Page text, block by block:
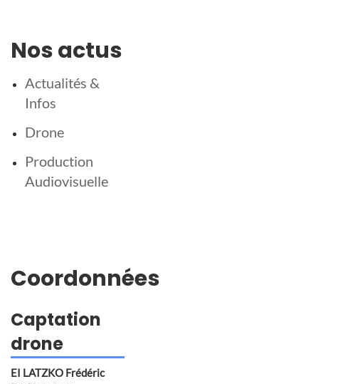
Nos actus
Actualités &
Infos
Drone
Production
Audiovisuelle
Coordonnées
Captation
drone
EI LATZKO Frédéric